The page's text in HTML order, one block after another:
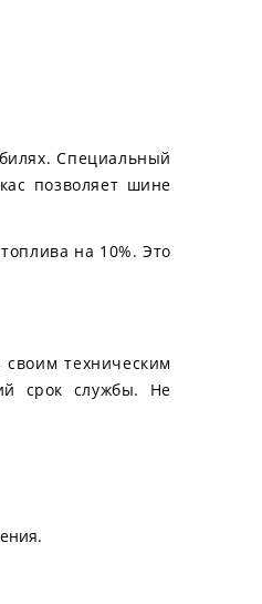
Специальный
позволяет шине
на 10%. Это
техническим
срок службы. Не